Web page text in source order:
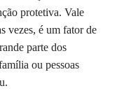
protetiva. Vale
vezes, é um fator de
parte dos
ou pessoas